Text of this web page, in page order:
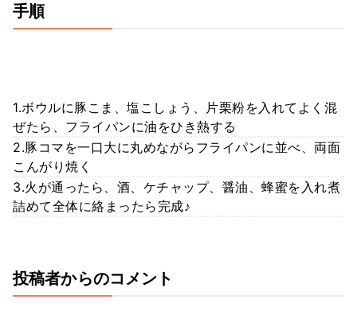
手順
1.ボウルに豚こま、塩こしょう、片栗粉を入れてよく混
ぜたら、フライパンに油をひき熱する
2.豚コマを一口大に丸めながらフライパンに並べ、両面
こんがり焼く
3.火が通ったら、酒、ケチャップ、醤油、蜂蜜を入れ煮
詰めて全体に絡まったら完成♪
投稿者からのコメント